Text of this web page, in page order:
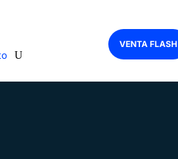
VENTA FLASH